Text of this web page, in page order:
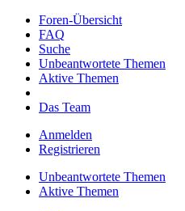
Foren-Übersicht
FAQ
Suche
Unbeantwortete Themen
Aktive Themen
Das Team
Anmelden
Registrieren
Unbeantwortete Themen
Aktive Themen